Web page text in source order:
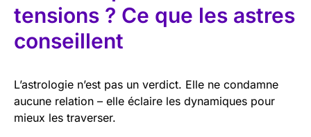
tensions ? Ce que les astres
conseillent
L’astrologie n’est pas un verdict. Elle ne condamne
aucune relation – elle éclaire les dynamiques pour
mieux les traverser.